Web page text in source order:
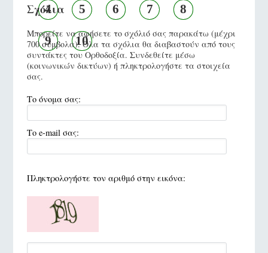
4 5 6 7 8
9 10
Σχόλια
Μπορείτε να αφήσετε το σχόλιό σας παρακάτω (μέχρι
700 σύμβολα). Όλα τα σχόλια θα διαβαστούν από τους
συντάκτες του Ορθοδοξία. Συνδεθείτε μέσω
(κοινωνικών δικτύων) ή πληκτρολογήστε τα στοιχεία
σας.
Το όνομα σας:
Το e-mail σας:
Πληκτρολογήστε τον αριθμό στην εικόνα: